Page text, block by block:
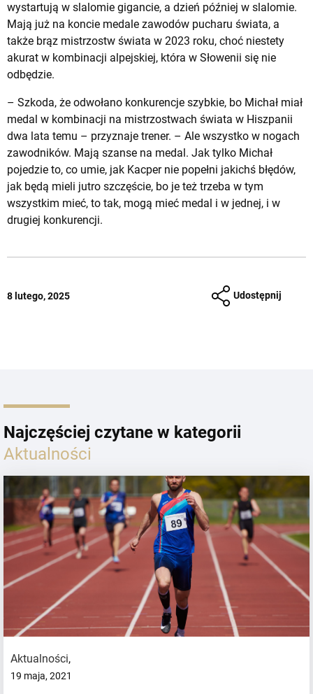
wystartują w slalomie gigancie, a dzień później w slalomie.
Mają już na koncie medale zawodów pucharu świata, a
także brąz mistrzostw świata w 2023 roku, choć niestety
akurat w kombinacji alpejskiej, która w Słowenii się nie
odbędzie.
– Szkoda, że odwołano konkurencje szybkie, bo Michał miał
medal w kombinacji na mistrzostwach świata w Hiszpanii
dwa lata temu – przyznaje trener. – Ale wszystko w nogach
zawodników. Mają szanse na medal. Jak tylko Michał
pojedzie to, co umie, jak Kacper nie popełni jakichś błędów,
jak będą mieli jutro szczęście, bo je też trzeba w tym
wszystkim mieć, to tak, mogą mieć medal i w jednej, i w
drugiej konkurencji.
8 lutego, 2025 Udostępnij
Najczęściej czytane w kategorii
Aktualności
Aktualności,
19 maja, 2021